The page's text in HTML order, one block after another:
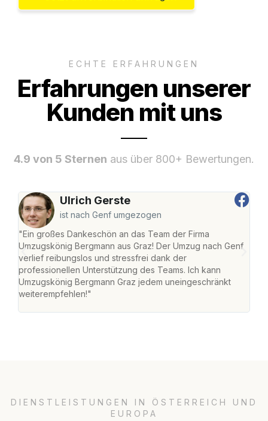
ECHTE ERFAHRUNGEN
Erfahrungen unserer
Kunden mit uns
4.9 von 5 Sternen aus über 800+ Bewertungen.
Ulrich Gerste
ist nach Genf umgezogen
"Ein großes Dankeschön an das Team der Firma
Umzugskönig Bergmann aus Graz! Der Umzug nach Genf
verlief reibungslos und stressfrei dank der
professionellen Unterstützung des Teams. Ich kann
Umzugskönig Bergmann Graz jedem uneingeschränkt
weiterempfehlen!"
DIENSTLEISTUNGEN IN ÖSTERREICH UND
EUROPA